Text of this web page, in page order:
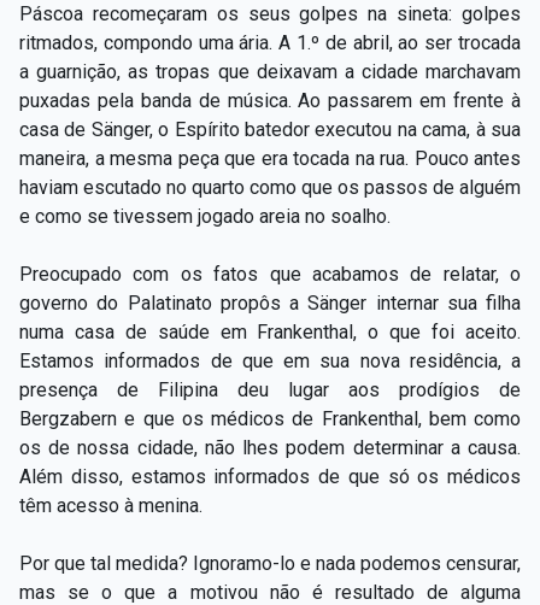
Páscoa recomeçaram os seus golpes na sineta: golpes
ritmados, compondo uma ária. A 1.º de abril, ao ser trocada
a guarnição, as tropas que deixavam a cidade marchavam
puxadas pela banda de música. Ao passarem em frente à
casa de Sänger, o Espírito batedor executou na cama, à sua
maneira, a mesma peça que era tocada na rua. Pouco antes
haviam escutado no quarto como que os passos de alguém
e como se tivessem jogado areia no soalho.
Preocupado com os fatos que acabamos de relatar, o
governo do Palatinato propôs a Sänger internar sua filha
numa casa de saúde em Frankenthal, o que foi aceito.
Estamos informados de que em sua nova residência, a
presença de Filipina deu lugar aos prodígios de
Bergzabern e que os médicos de Frankenthal, bem como
os de nossa cidade, não lhes podem determinar a causa.
Além disso, estamos informados de que só os médicos
têm acesso à menina.
Por que tal medida? Ignoramo-lo e nada podemos censurar,
mas se o que a motivou não é resultado de alguma